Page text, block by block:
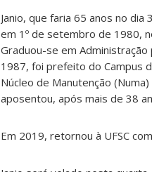
Janio, que faria 65 anos no dia
em 1º de setembro de 1980,
Graduou-se em
1987, foi prefeito do Campus
Núcleo de Manutenção
aposentou, após mais de 38
Em 2019, retornou à UFSC